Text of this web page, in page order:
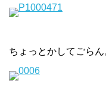
ちょっとかしてごら